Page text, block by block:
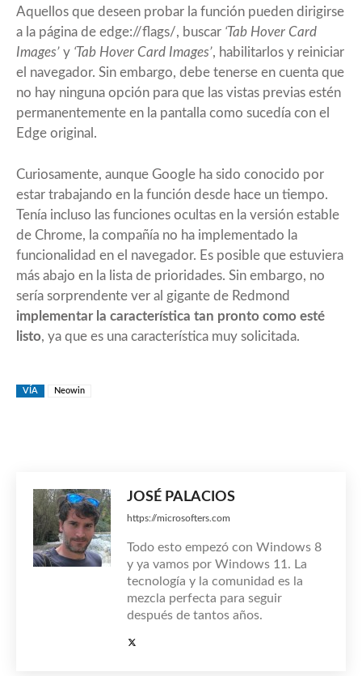
Aquellos que deseen probar la función pueden dirigirse
a la página de edge://flags/, buscar ‘Tab Hover Card
Images’ y ‘Tab Hover Card Images’, habilitarlos y reiniciar
el navegador. Sin embargo, debe tenerse en cuenta que
no hay ninguna opción para que las vistas previas estén
permanentemente en la pantalla como sucedía con el
Edge original.
Curiosamente, aunque Google ha sido conocido por
estar trabajando en la función desde hace un tiempo.
Tenía incluso las funciones ocultas en la versión estable
de Chrome, la compañía no ha implementado la
funcionalidad en el navegador. Es posible que estuviera
más abajo en la lista de prioridades. Sin embargo, no
sería sorprendente ver al gigante de Redmond
implementar la característica tan pronto como esté
listo, ya que es una característica muy solicitada.
VÍA Neowin
JOSÉ PALACIOS
https://microsofters.com
Todo esto empezó con Windows 8
y ya vamos por Windows 11. La
tecnología y la comunidad es la
mezcla perfecta para seguir
después de tantos años.